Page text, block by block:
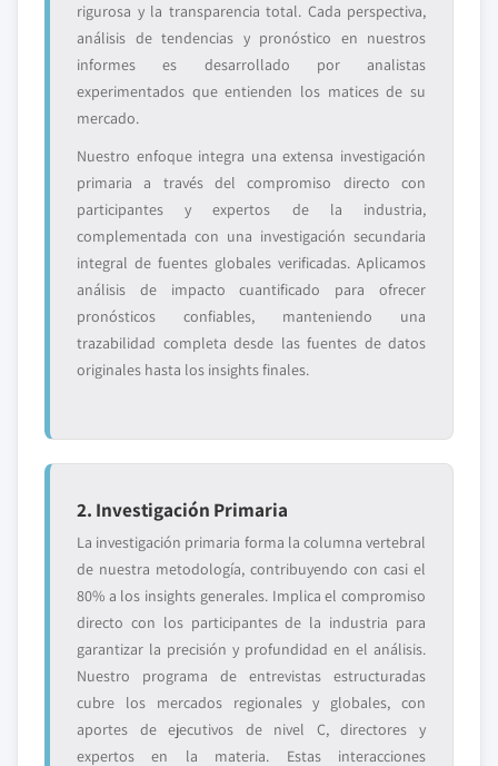
rigurosa y la transparencia total. Cada perspectiva,
análisis de tendencias y pronóstico en nuestros
informes es desarrollado por analistas
experimentados que entienden los matices de su
mercado.
Nuestro enfoque integra una extensa investigación
primaria a través del compromiso directo con
participantes y expertos de la industria,
complementada con una investigación secundaria
integral de fuentes globales verificadas. Aplicamos
análisis de impacto cuantificado para ofrecer
pronósticos confiables, manteniendo una
trazabilidad completa desde las fuentes de datos
originales hasta los insights finales.
2. Investigación Primaria
La investigación primaria forma la columna vertebral
de nuestra metodología, contribuyendo con casi el
80% a los insights generales. Implica el compromiso
directo con los participantes de la industria para
garantizar la precisión y profundidad en el análisis.
Nuestro programa de entrevistas estructuradas
cubre los mercados regionales y globales, con
aportes de ejecutivos de nivel C, directores y
expertos en la materia. Estas interacciones